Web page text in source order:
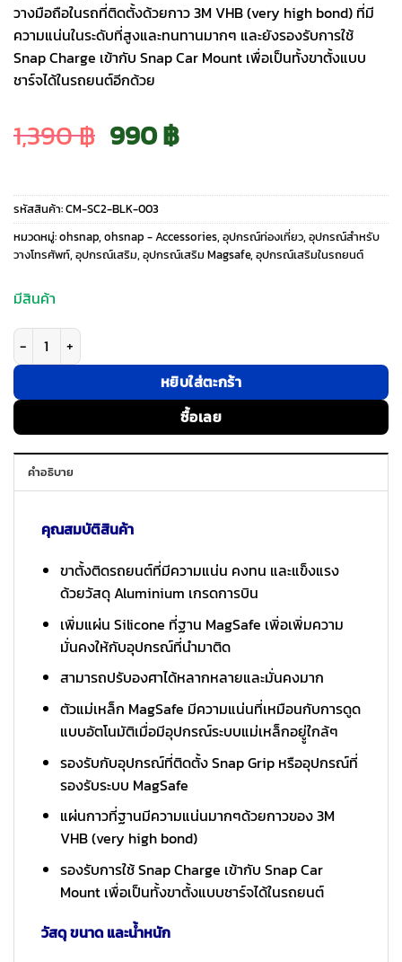
วางมือถือในรถที่ติดตั้งด้วยกาว 3M VHB (very high bond) ที่มี
ความแน่นในระดับที่สูงและทนทานมากๆ และยังรองรับการใช้
Snap Charge เข้ากับ Snap Car Mount เพื่อเป็นทั้งขาตั้งแบบ
ชาร์จได้ในรถยนต์อีกด้วย
1,390฿ Original
price
was:
990฿Current
price
is:
รหัสสินค้า:CM-SC2-BLK-003
หมวดหมู่:ohsnap, ohsnap - Accessories, อุปกรณ์ท่องเที่ยว, อุปกรณ์สำหรับ
วางโทรศัพท์, อุปกรณ์เสริม, อุปกรณ์เสริม Magsafe, อุปกรณ์เสริมในรถยนต์
มีสินค้า
จำนวน ohsnap! รุ่น Snap Car Mount - แท่นวางมือถือในรถ - สี Black ชิ้น
หยิบใส่ตะกร้า
ซื้อเลย
คำอธิบาย
คุณสมบัติสินค้า
ขาตั้งติดรถยนต์ที่มีความแน่น คงทน และแข็งแรง
ด้วยวัสดุ Aluminium เกรดการบิน
เพิ่มแผ่น Silicone ที่ฐาน MagSafe เพิ่อเพิ่มความ
มั่นคงให้กับอุปกรณ์ที่นำมาติด
สามารถปรับองศาได้หลากหลายและมั่นคงมาก
ตัวแม่เหล็ก MagSafe มีความแน่นที่เหมือนกับการดูด
แบบอัตโนมัติเมื่อมีอุปกรณ์ระบบแม่เหล็กอยูู่ใกล้ๆ
รองรับกับอุปกรณ์ที่ติดตั้ง Snap Grip หรืออุปกรณ์ที่
รองรับระบบ MagSafe
แผ่นกาวที่ฐานมีความแน่นมากๆด้วยกาวของ 3M
VHB (very high bond)
รองรับการใช้ Snap Charge เข้ากับ Snap Car
Mount เพื่อเป็นทั้งขาตั้งแบบชาร์จได้ในรถยนต์
วัสดุ ขนาด และน้ำหนัก